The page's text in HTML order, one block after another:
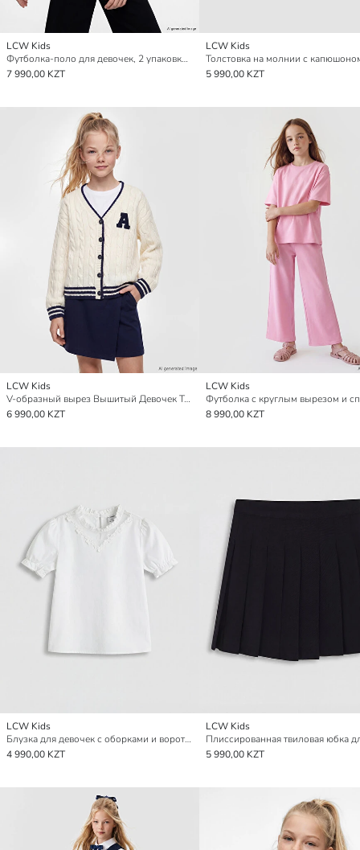
LCW Kids
Футболка-поло для девочек, 2 упаковки, пике
7 990,00 KZT
LCW Kids
5 990,00 KZT
LCW Kids
V-образный вырез Вышитый Девочек Трикотажный Кардиган
6 990,00 KZT
LCW Kids
8 990,00 KZT
LCW Kids
Блузка для девочек с оборками и воротником-стойкой
4 990,00 KZT
LCW Kids
5 990,00 KZT